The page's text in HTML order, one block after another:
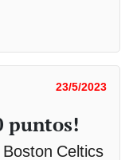
23/5/2023
puntos!
Celtics